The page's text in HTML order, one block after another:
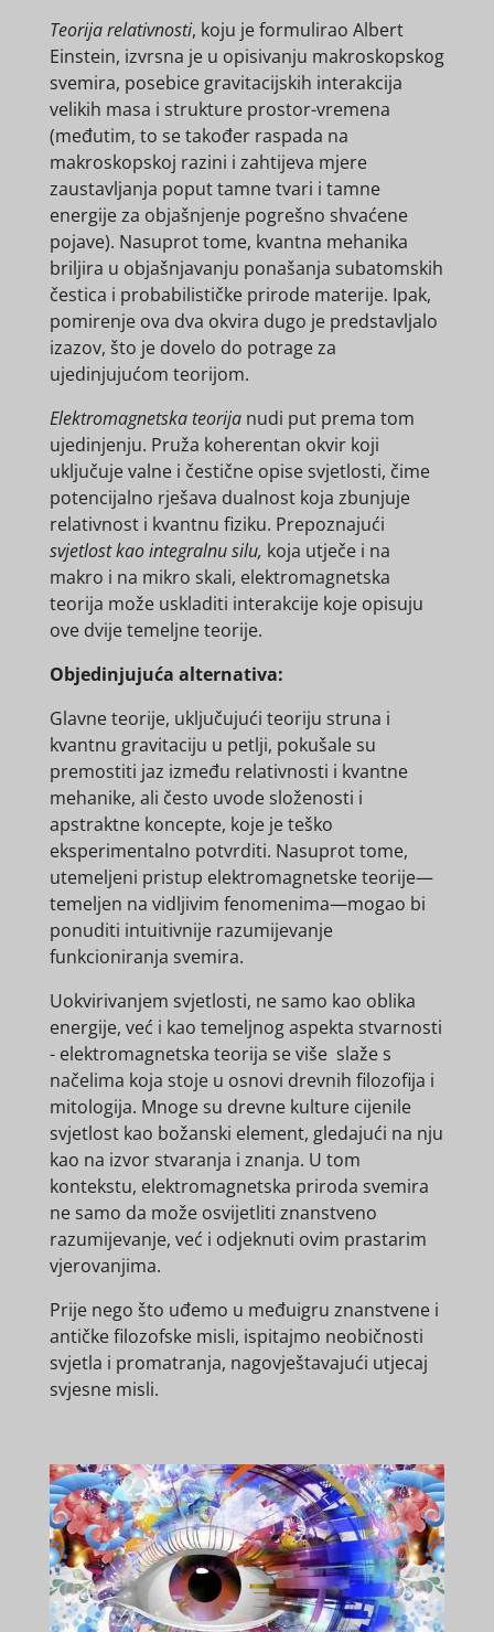
Teorija relativnosti, koju je formulirao Albert
Einstein, izvrsna je u opisivanju makroskopskog
svemira, posebice gravitacijskih interakcija
velikih masa i strukture prostor-vremena
(međutim, to se također raspada na
makroskopskoj razini i zahtijeva mjere
zaustavljanja poput tamne tvari i tamne
energije za objašnjenje pogrešno shvaćene
pojave). Nasuprot tome, kvantna mehanika
briljira u objašnjavanju ponašanja subatomskih
čestica i probabilističke prirode materije. Ipak,
pomirenje ova dva okvira dugo je predstavljalo
izazov, što je dovelo do potrage za
ujedinjujućom teorijom.
Elektromagnetska teorijanudi put prema tom
ujedinjenju. Pruža koherentan okvir koji
uključuje valne i čestične opise svjetlosti, čime
potencijalno rješava dualnost koja zbunjuje
relativnost i kvantnu fiziku. Prepoznajući
svjetlost kao integralnu silu, koja utječe i na
makro i na mikro skali, elektromagnetska
teorija može uskladiti interakcije koje opisuju
ove dvije temeljne teorije.
Objedinjujuća alternativa:
Glavne teorije, uključujući teoriju struna i
kvantnu gravitaciju u petlji, pokušale su
premostiti jaz između relativnosti i kvantne
mehanike, ali često uvode složenosti i
apstraktne koncepte, koje je teško
eksperimentalno potvrditi. Nasuprot tome,
utemeljeni pristup elektromagnetske teorije—
temeljen na vidljivim fenomenima—mogao bi
ponuditi intuitivnije razumijevanje
funkcioniranja svemira.
Uokvirivanjem svjetlosti, ne samo kao oblika
energije, već i kao temeljnog aspekta stvarnosti
- elektromagnetska teorija se više slaže s
načelima koja stoje u osnovi drevnih filozofija i
mitologija. Mnoge su drevne kulture cijenile
svjetlost kao božanski element, gledajući na nju
kao na izvor stvaranja i znanja. U tom
kontekstu, elektromagnetska priroda svemira
ne samo da može osvijetliti znanstveno
razumijevanje, već i odjeknuti ovim prastarim
vjerovanjima.
Prije nego što uđemo u međuigru znanstvene i
antičke filozofske misli, ispitajmo neobičnosti
svjetla i promatranja, nagovještavajući utjecaj
svjesne misli.